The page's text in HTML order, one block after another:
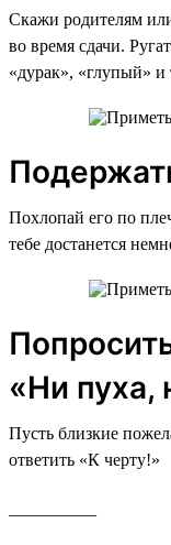
Скажи родителям
во время сдачи.
«дурак», «глупый» и
Похлопай его по
тебе достанется
«Ни пуха,
Пусть близкие
ответить «К черту!»